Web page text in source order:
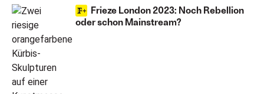
Frieze London 2023: Noch Rebellion
oder schon Mainstream?